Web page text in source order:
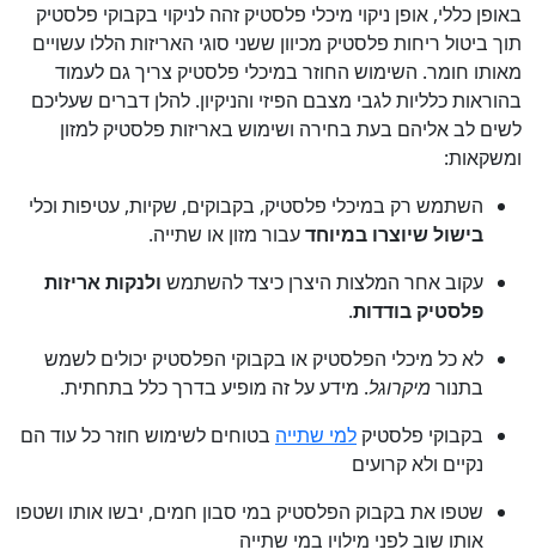
באופן כללי, אופן ניקוי מיכלי פלסטיק זהה לניקוי בקבוקי פלסטיק
תוך ביטול ריחות פלסטיק מכיוון ששני סוגי האריזות הללו עשויים
מאותו חומר. השימוש החוזר במיכלי פלסטיק צריך גם לעמוד
בהוראות כלליות לגבי מצבם הפיזי והניקיון. להלן דברים שעליכם
לשים לב אליהם בעת בחירה ושימוש באריזות פלסטיק למזון
ומשקאות:
השתמש רק במיכלי פלסטיק, בקבוקים, שקיות, עטיפות וכלי
בישול שיוצרו במיוחדעבור מזון או שתייה.
עקוב אחר המלצות היצרן כיצד להשתמש ולנקות אריזות
פלסטיק בודדות.
לא כל מיכלי הפלסטיק או בקבוקי הפלסטיק יכולים לשמש
בתנור מיקרוגל. מידע על זה מופיע בדרך כלל בתחתית.
בקבוקי פלסטיק למי שתייה בטוחים לשימוש חוזר כל עוד הם
נקיים ולא קרועים
שטפו את בקבוק הפלסטיק במי סבון חמים, יבשו אותו ושטפו
אותו שוב לפני מילויו במי שתייה